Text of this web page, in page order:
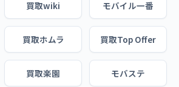
買取wiki モバイル一番
買取ホムラ 買取Top Offer
買取楽園 モバステ